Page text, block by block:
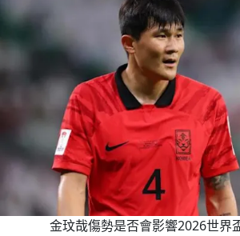
金玟哉傷勢是否會影響2026世界